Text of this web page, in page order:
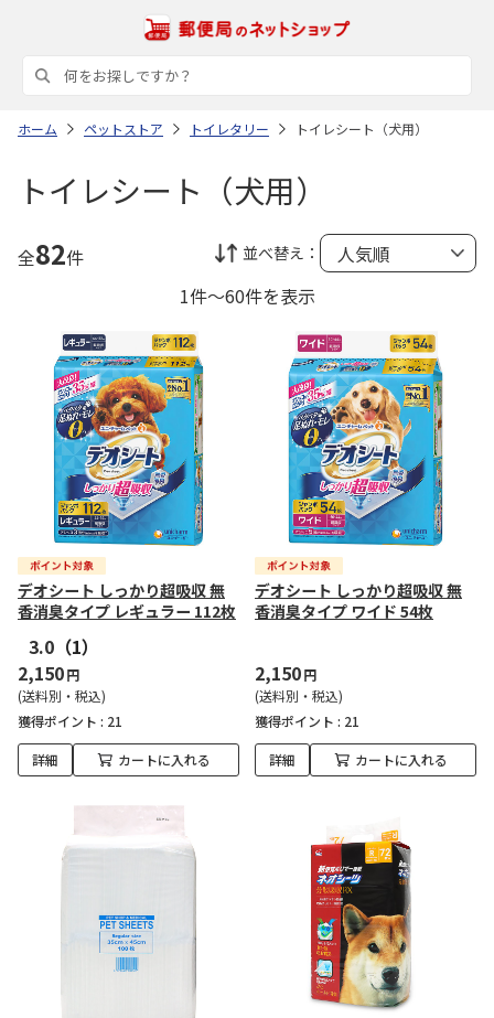
ホーム ペットストア トイレタリー トイレシート（犬用）
トイレシート（犬用）
全82件 並べ替え：
1件～60件を表示
デオシート しっかり超吸収 無
香消臭タイプ レギュラー 112枚
3.0 （1）
2,150円
(送料別・税込)
獲得ポイント : 21
詳細 カートに入れる
デオシート しっかり超吸収 無
香消臭タイプ ワイド 54枚
2,150円
(送料別・税込)
獲得ポイント : 21
詳細 カートに入れる